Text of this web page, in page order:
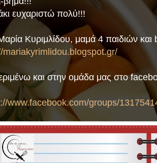
ευχαριστώ πολύ!!!
Κυριμλίδου, μαμά 4 παιδιών
mariakyrimlidou.blogspot.gr/
και στην ομάδα μας στο
www.facebook.com/groups/